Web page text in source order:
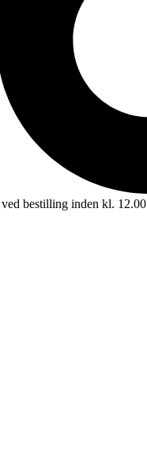
bestilling inden kl. 12.00